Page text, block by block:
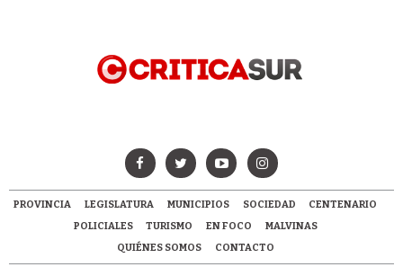
PROVINCIA LEGISLATURA MUNICIPIOS SOCIEDAD
CENTENARIO
POLICIALES
TURISMO EN FOCO
MALVINAS
QUIÉNES SOMOS
CONTACTO